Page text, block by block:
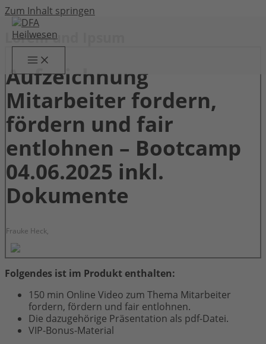
Zum Inhalt springen
Lorem und Ipsum
Aufzeichnung
Mitarbeiter fordern,
fördern und fair
entlohnen – Bootcamp
04.06.2025 inkl.
Dokumente
Frauke Heck,
Folgendes ist im Produkt enthalten:
150 min Online Video zum Thema Mitarbeiter
fordern, fördern und fair entlohnen.
Die dazugehörige Präsentation als pdf-Datei.
VIP-Bonus-Material